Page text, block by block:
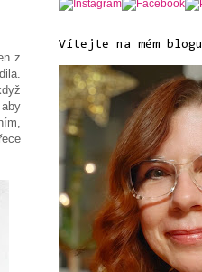
z
Vítejte na mém blogu